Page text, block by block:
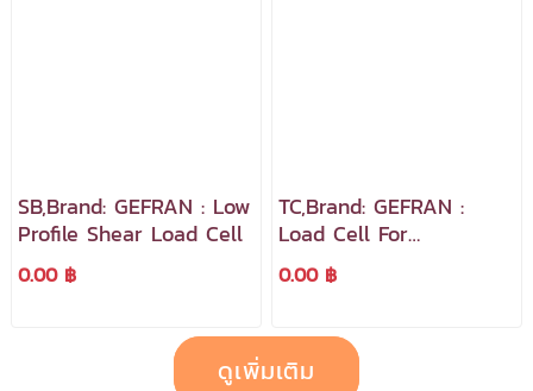
SB,Brand: GEFRAN : Low
Profile Shear Load Cell
0.00 ฿
TC,Brand: GEFRAN :
Load Cell For
Tension/Compression
Applications
0.00 ฿
ดูเพิ่มเติม